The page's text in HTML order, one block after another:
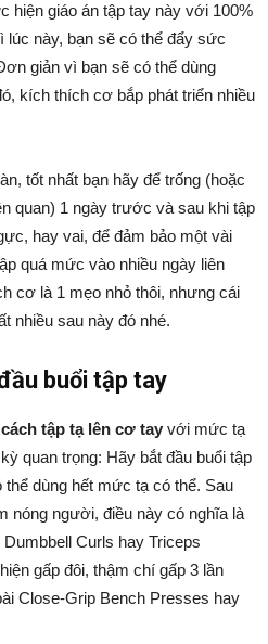
hiện giáo án tập tay này với 100%
này, bạn sẽ có thể đẩy sức
giản vì bạn sẽ có thể dùng
kích thích cơ bắp phát triển nhiều
tốt nhất bạn hãy để trống (hoặc
quan) 1 ngày trước và sau khi tập
hay vai, để đảm bảo một vài
quá mức vào nhiều ngày liên
cơ là 1 mẹo nhỏ thôi, nhưng cái
nhiều sau này đó nhé.
buổi tập tay
cách tập tạ lên cơ tay với mức tạ
quan trọng: Hãy bắt đầu buổi tập
dùng hết mức tạ có thể. Sau
nóng người, điều này có nghĩa là
Curls hay Triceps
gấp đôi, thậm chí gấp 3 lần
Close-Grip Bench Presses hay